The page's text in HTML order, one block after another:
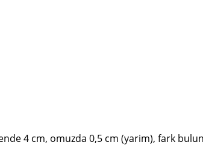
4 cm, omuzda 0,5 cm (yarim), fark